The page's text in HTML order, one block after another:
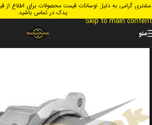
Skip to navigation
Skip to main content
مشتری گرامی به دلیل نوسانات قیمت محصولات برای اطلاع از
یدک در تماس باشید.
منو